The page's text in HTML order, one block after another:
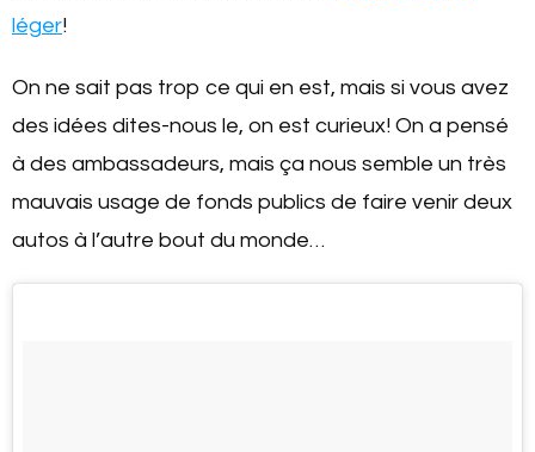
léger!
On ne sait pas trop ce qui en est, mais si vous avez
des idées dites-nous le, on est curieux! On a pensé
à des ambassadeurs, mais ça nous semble un très
mauvais usage de fonds publics de faire venir deux
autos à l’autre bout du monde…